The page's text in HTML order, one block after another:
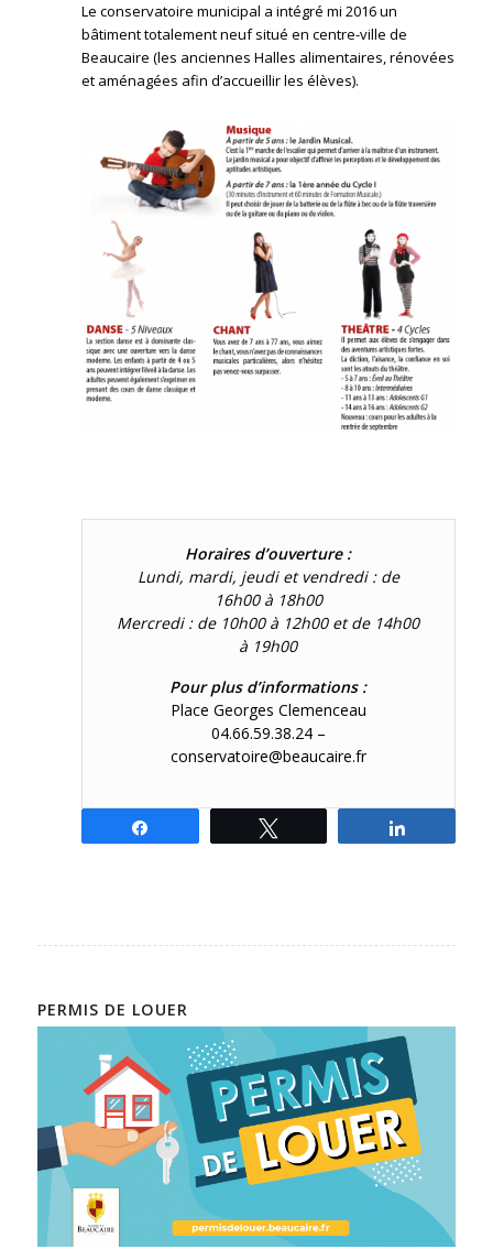
Le conservatoire municipal a intégré mi 2016 un
bâtiment totalement neuf situé en centre-ville de
Beaucaire (les anciennes Halles alimentaires, rénovées
et aménagées afin d’accueillir les élèves).
Horaires d’ouverture :
Lundi, mardi, jeudi et vendredi : de
16h00 à 18h00
Mercredi : de 10h00 à 12h00 et de 14h00
à 19h00
Pour plus d’informations :
Place Georges Clemenceau
04.66.59.38.24 –
conservatoire@beaucaire.fr
PERMIS DE LOUER